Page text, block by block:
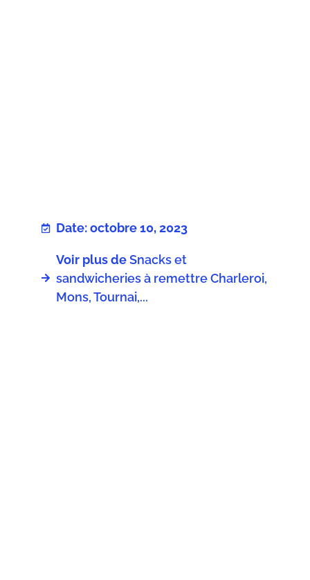
Date: octobre 10, 2023
Voir plus deSnacks et
sandwicheries à remettre Charleroi,
Mons, Tournai,...